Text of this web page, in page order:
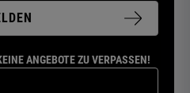
ANGEBOTE ZU VERPASSEN!